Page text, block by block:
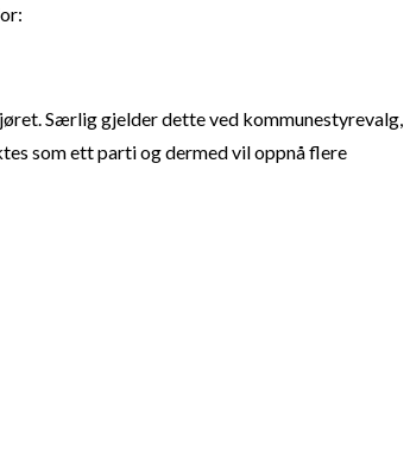
Særlig gjelder dette ved kommunestyrevalg,
som ett parti og dermed vil oppnå flere